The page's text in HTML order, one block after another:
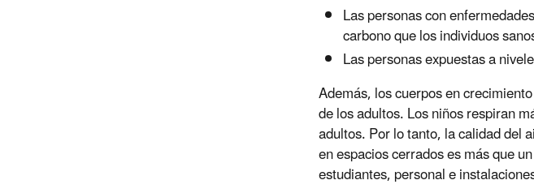
Las personas con
carbono que los individuos
Las personas expuestas a
Además, los cuerpos en
de los adultos. Los niños respiran
adultos. Por lo tanto, la calidad del
en espacios cerrados es más que
estudiantes, personal e